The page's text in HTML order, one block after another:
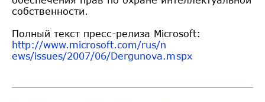
собственности.
Полный текст пресс-релиза Microsoft:
http://www.microsoft.com/rus/n
ews/issues/2007/06/Dergunova.mspx